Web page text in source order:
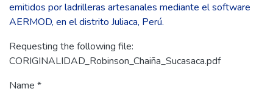
emitidos por ladrilleras artesanales mediante el software
AERMOD, en el distrito Juliaca, Perú.
Requesting the following file:
CORIGINALIDAD_Robinson_Chaiña_Sucasaca.pdf
Name *